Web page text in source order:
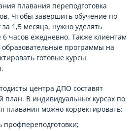
плавания переподготовка
Чтобы завершить обучение по
1,5 месяца, нужно уделять
часов ежедневно. Также клиентам
программы на
готовые курсы
центра ДПО составят
план. В индивидуальных курсах по
плавания можно корректировать:
профпереподготовки;